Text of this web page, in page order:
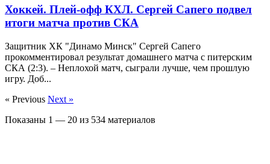
Хоккей. Плей-офф КХЛ. Сергей Сапего подвел
итоги матча против СКА
Защитник ХК "Динамо Минск" Сергей Сапего
прокомментировал результат домашнего матча с питерским
СКА (2:3). – Неплохой матч, сыграли лучше, чем прошлую
игру. Доб...
« Previous Next »
Показаны 1 — 20 из 534 материалов